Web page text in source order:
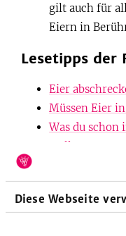
Diese Webseite
gilt auch für
Eiern in
Lesetipps der
Eier
Müssen Eier
Was du schon
wolltest